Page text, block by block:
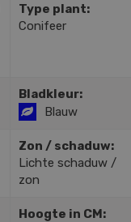
Type plant:
Conifeer
Bladkleur:
Blauw
Zon / schaduw:
Lichte schaduw /
zon
Hoogte in CM: